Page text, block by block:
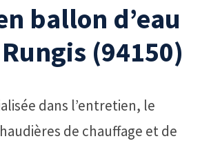
ballon d’eau
(94150)
dans l’entretien, le
de chauffage et de